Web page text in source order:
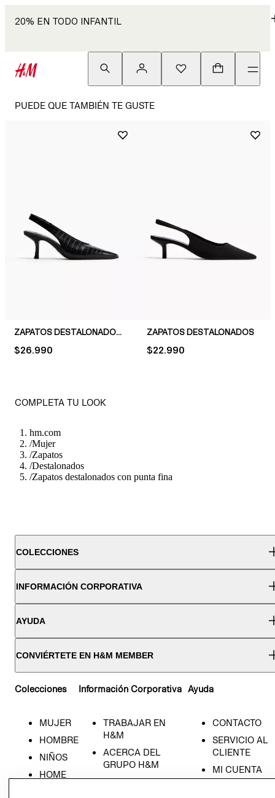
20% EN TODO INFANTIL
PUEDE QUE TAMBIÉN TE GUSTE
ZAPATOS DESTALONADOS CON PUNTA FINA
PRICE:
$26.990
ZAPATOS DESTALONADOS
PRICE:
$22.990
COMPLETA TU LOOK
hm.com
/Mujer
/Zapatos
/Destalonados
/Zapatos destalonados con punta fina
COLECCIONES
INFORMACIÓN CORPORATIVA
AYUDA
CONVIÉRTETE EN H&M MEMBER
Colecciones
MUJER
HOMBRE
NIÑOS
HOME
Información Corporativa
TRABAJAR EN
H&M
ACERCA DEL
GRUPO H&M
RESPONSABILIDAD
Ayuda
CONTACTO
SERVICIO AL
CLIENTE
MI CUENTA